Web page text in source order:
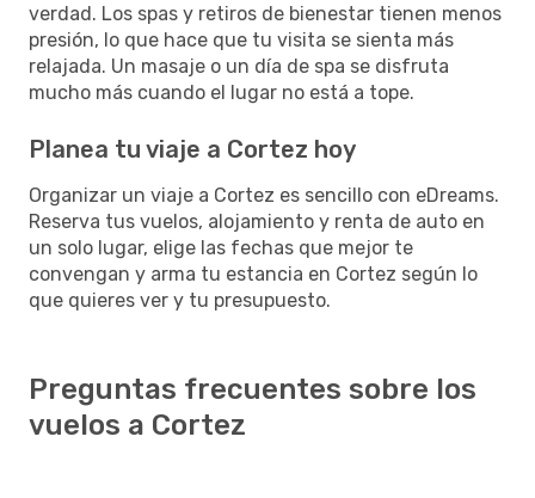
verdad. Los spas y retiros de bienestar tienen menos
presión, lo que hace que tu visita se sienta más
relajada. Un masaje o un día de spa se disfruta
mucho más cuando el lugar no está a tope.
Planea tu viaje a Cortez hoy
Organizar un viaje a Cortez es sencillo con eDreams.
Reserva tus vuelos, alojamiento y renta de auto en
un solo lugar, elige las fechas que mejor te
convengan y arma tu estancia en Cortez según lo
que quieres ver y tu presupuesto.
Preguntas frecuentes sobre los
vuelos a Cortez